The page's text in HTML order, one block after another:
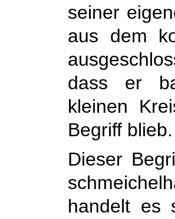
seiner
aus dem
dass er
kleinen
Begriff blieb.
Dieser
handelt es